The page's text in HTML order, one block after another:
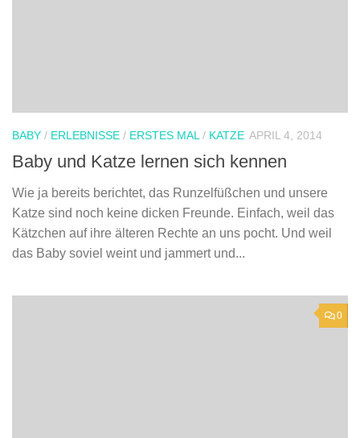
BABY / ERLEBNISSE / ERSTES MAL / KATZE APRIL 4, 2014
Baby und Katze lernen sich kennen
Wie ja bereits berichtet, das Runzelfüßchen und unsere
Katze sind noch keine dicken Freunde. Einfach, weil das
Kätzchen auf ihre älteren Rechte an uns pocht. Und weil
das Baby soviel weint und jammert und...
0